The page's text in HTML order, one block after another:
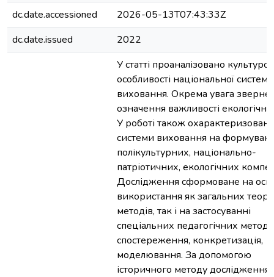
dc.date.accessioned
2026-05-13T07:43:33Z
dc.date.issued
2022
У статті проаналізовано
особливості національної системи
виховання. Окрема увага
означення важливості
У роботі також
системи виховання на
полікультурних, національно-
патріотичних, екологічних
Дослідження сформоване на
використання як загальних
методів, так і на застосуванні
спеціальних педагогічних
спостереження, конкретизація,
моделювання. За допомогою
історичного методу дослідження